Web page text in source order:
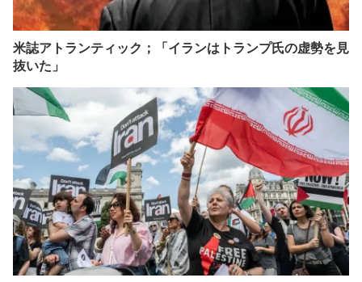
米誌アトランティック；「イランはトランプ氏の虚勢を見
抜いた」